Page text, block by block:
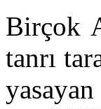
Birçok
tanrı